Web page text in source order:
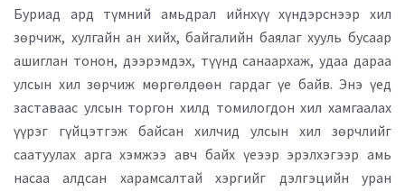
Буриад ард түмний амьдрал ийнхүү хүндэрснээр хил
зөрчиж, хулгайн ан хийх, байгалийн баялаг хууль бусаар
ашиглан тонон, дээрэмдэх, түүнд санаархаж, удаа дараа
улсын хил зөрчиж мөргөлдөөн гардаг үе байв. Энэ үед
заставаас улсын торгон хилд томилогдон хил хамгаалах
үүрэг гүйцэтгэж байсан хилчид улсын хил зөрчлийг
саатуулах арга хэмжээ авч байх үеээр эрэлхэгээр амь
насаа алдсан харамсалтай хэргийг дэлгэцийн уран